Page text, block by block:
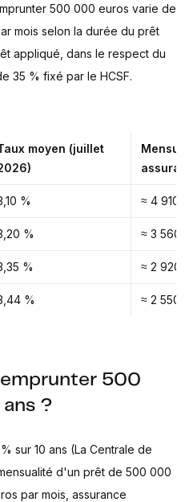
500 000 euros varie de
mois selon la durée du prêt
appliqué, dans le respect du
35 % fixé par le HCSF.
moyen (juillet
% ≈ 4 910
% ≈ 3 560
% ≈ 2 920
% ≈ 2 550
emprunter 500
?
sur 10 ans (La Centrale de
d'un prêt de 500 000
par mois, assurance